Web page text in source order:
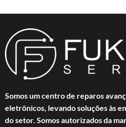
Somos um centro de reparos
eletrônicos, levando soluções às
do setor. Somos autorizados da